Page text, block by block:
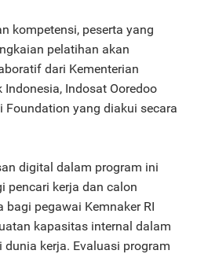
kompetensi, peserta yang
pelatihan akan
dari Kementerian
Indosat Ooredoo
Foundation yang diakui secara
digital dalam program ini
pencari kerja dan calon
pegawai Kemnaker RI
kapasitas internal dalam
kerja. Evaluasi program